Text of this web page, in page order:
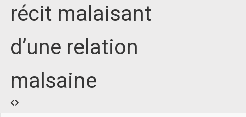
récit malaisant
d’une relation
malsaine